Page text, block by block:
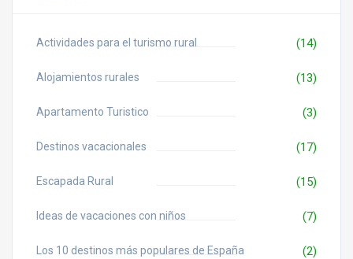
Actividades para el turismo rural (14)
Alojamientos rurales (13)
Apartamento Turistico (3)
Destinos vacacionales (17)
Escapada Rural (15)
Ideas de vacaciones con niños (7)
Los 10 destinos más populares de España (2)